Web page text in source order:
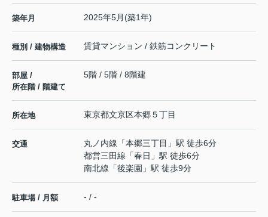
築年月 2025年5月(築1年)
種別 / 建物構造 賃貸マンション / 鉄筋コンクリート
部屋 /
所在階 / 階建て
5階 / 5階 / 8階建
所在地 東京都文京区本郷５丁目
交通 丸ノ内線 「本郷三丁目 」駅 徒歩6分
都営三田線 「春日 」駅 徒歩6分
南北線 「後楽園 」駅 徒歩9分
駐車場 / 月額 - / -